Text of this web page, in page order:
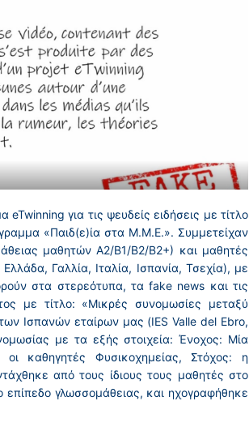
για τις ψευδείς ειδήσεις με τίτλο
«Παιδ(ε)ία στα Μ.Μ.Ε.». Συμμετείχαν
μαθητών Α2/Β1/Β2/Β2+) και μαθητές
Γαλλία, Ιταλία, Ισπανία, Τσεχία), με
στα στερεότυπα, τα fake news και τις
με τίτλο: «Μικρές συνομωσίες μεταξύ
Ισπανών εταίρων μας (IES Valle del Ebro,
με τα εξής στοιχεία: Ένοχος: Μία
καθηγητές Φυσικοχημείας, Στόχος: η
από τους ίδιους τους μαθητές στο
γλωσσομάθειας, και ηχογραφήθηκε